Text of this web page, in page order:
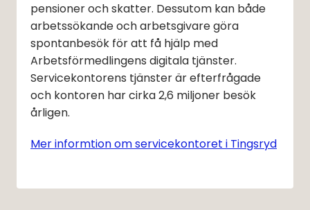
pensioner och skatter. Dessutom kan både
arbetssökande och arbetsgivare göra
spontanbesök för att få hjälp med
Arbetsförmedlingens digitala tjänster.
Servicekontorens tjänster är efterfrågade
och kontoren har cirka 2,6 miljoner besök
årligen.
Mer informtion om servicekontoret i Tingsryd